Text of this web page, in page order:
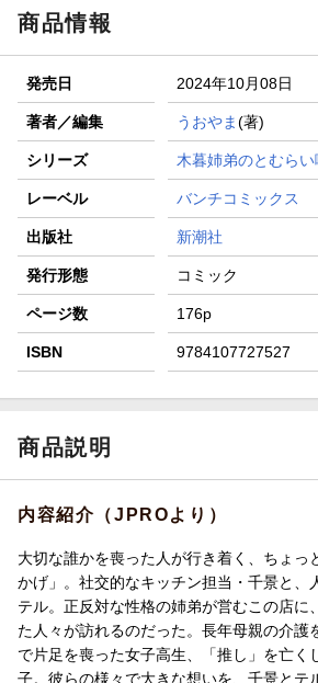
商品情報
発売日 2024年10月08日
著者／編集 うおやま(著)
シリーズ 木暮姉弟のとむらい
レーベル バンチコミックス
出版社 新潮社
発行形態 コミック
ページ数 176p
ISBN 9784107727527
商品説明
内容紹介（JPROより）
大切な誰かを喪った人が行き着く、ちょっ
かげ」。社交的なキッチン担当・千景と、
テル。正反対な性格の姉弟が営むこの店に
た人々が訪れるのだった。長年母親の介護
で片足を喪った女子高生、「推し」を亡く
子。彼らの様々で大きな想いを、千景とテ